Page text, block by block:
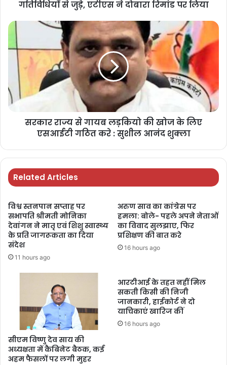
गतिविधियों से जुड़े, एटीएस ने दोबारा रिमांड पर लिया
सरकार राज्य से गायब लड़कियो की खोज के लिए
एसआईटी गठित करे : सुशील आनंद शुक्ला
Related Articles
विश्व स्तनपान सप्ताह पर
सभापति श्रीमती मोनिका
देवांगन ने मातृ एवं शिशु स्वास्थ्य
के प्रति जागरूकता का दिया
संदेश
11 hours ago
अरुण साव का कांग्रेस पर
हमला: बोले- पहले अपने नेताओं
का विवाद सुलझाए, फिर
प्रशिक्षण की बात करे
16 hours ago
सीएम विष्णु देव साय की
अध्यक्षता में कैबिनेट बैठक, कई
अहम फैसलों पर लगी मुहर
आरटीआई के तहत नहीं मिल
सकती किसी की निजी
जानकारी, हाईकोर्ट ने दो
याचिकाएं खारिज कीं
16 hours ago